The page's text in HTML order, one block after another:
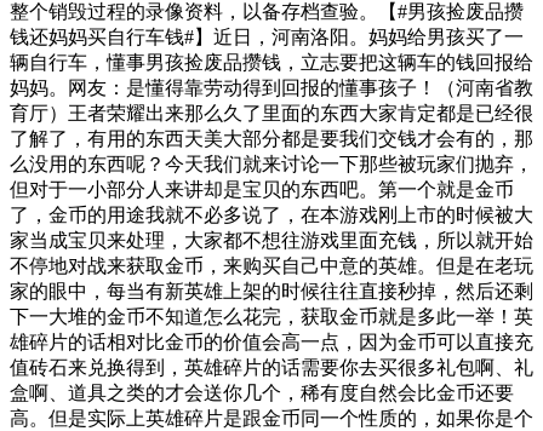
整个销毁过程的录像资料，以备存档查验。【#男孩捡废品攒
钱还妈妈买自行车钱#】近日，河南洛阳。妈妈给男孩买了一
辆自行车，懂事男孩捡废品攒钱，立志要把这辆车的钱回报给
妈妈。网友：是懂得靠劳动得到回报的懂事孩子！（河南省教
育厅）王者荣耀出来那么久了里面的东西大家肯定都是已经很
了解了，有用的东西天美大部分都是要我们交钱才会有的，那
么没用的东西呢？今天我们就来讨论一下那些被玩家们抛弃，
但对于一小部分人来讲却是宝贝的东西吧。第一个就是金币
了，金币的用途我就不必多说了，在本游戏刚上市的时候被大
家当成宝贝来处理，大家都不想往游戏里面充钱，所以就开始
不停地对战来获取金币，来购买自己中意的英雄。但是在老玩
家的眼中，每当有新英雄上架的时候往往直接秒掉，然后还剩
下一大堆的金币不知道怎么花完，获取金币就是多此一举！英
雄碎片的话相对比金币的价值会高一点，因为金币可以直接充
值砖石来兑换得到，英雄碎片的话需要你去买很多礼包啊、礼
盒啊、道具之类的才会送你几个，稀有度自然会比金币还要
高。但是实际上英雄碎片是跟金币同一个性质的，如果你是个